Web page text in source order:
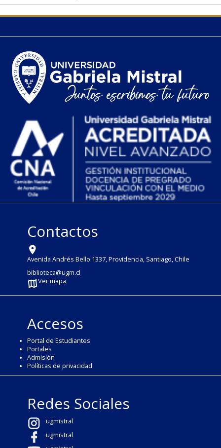
Contactos
Avenida Andrés Bello 1337, Providencia, Santiago, Chile
biblioteca@ugm.cl
Ver mapa
Accesos
Portal de Estudiantes
Portales
Admisión
Políticas de privacidad
Redes Sociales
ugmistral
ugmistral